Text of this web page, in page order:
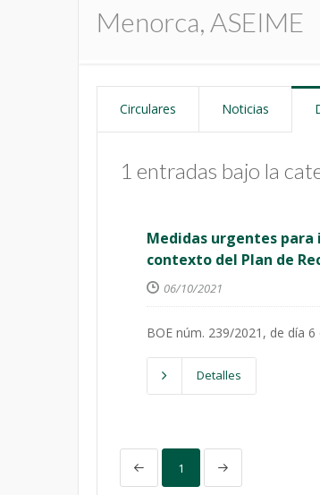
Menorca, ASEIME
Circulares Noticias
1 entradas bajo la
Medidas urgentes
contexto del Plan de
06/10/2021
BOE núm. 239/2021, de día
Detalles
1